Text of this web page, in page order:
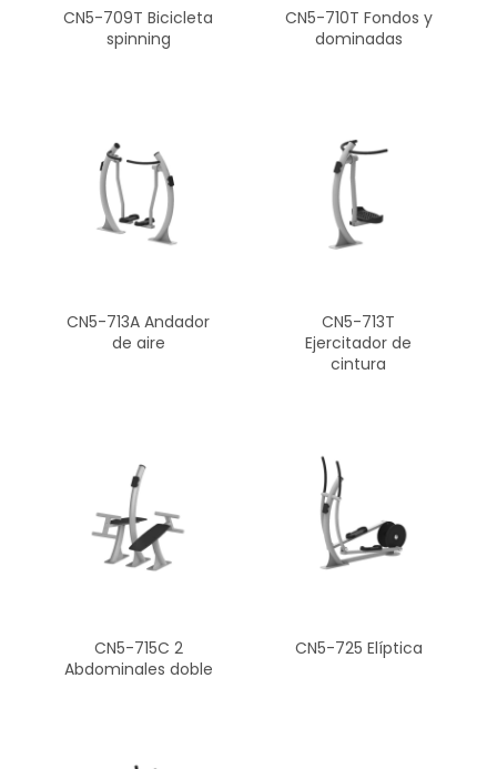
CN5-709T Bicicleta
spinning
CN5-710T Fondos y
dominadas
CN5-713A Andador
de aire
CN5-713T
Ejercitador de
cintura
CN5-715C 2
Abdominales doble
CN5-725 Elíptica